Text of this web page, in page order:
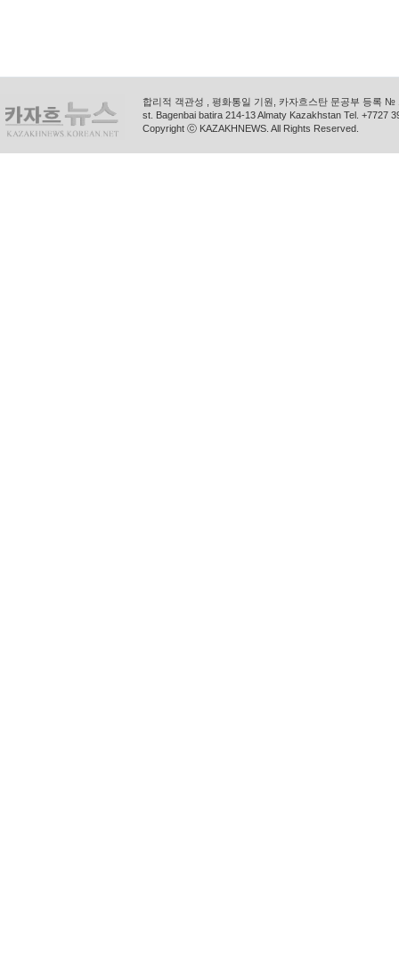
합리적 객관성 , 평화통일 기원, 카자흐스탄 문공부 등록
st. Bagenbai batira 214-13 Almaty Kazakhstan Tel. +7727
Copyright ⓒ KAZAKHNEWS. All Rights Reserved.